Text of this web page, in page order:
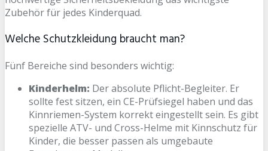
Zubehör für jedes Kinderquad.
Welche Schutzkleidung braucht man?
Fünf Bereiche sind besonders wichtig:
Kinderhelm: Der absolute Pflicht-Begleiter. Er
sollte fest sitzen, ein CE-Prüfsiegel haben und das
Kinnriemen-System korrekt eingestellt sein. Es gibt
spezielle ATV- und Cross-Helme mit Kinnschutz für
Kinder, die besser passen als umgebaute